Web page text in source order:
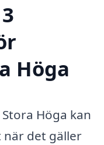
Höga
Höga kan
när det gäller